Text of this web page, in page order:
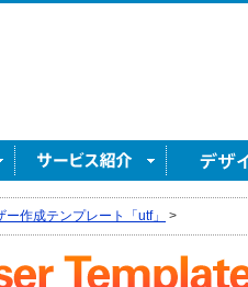
ー作成テンプレート「utf」 >